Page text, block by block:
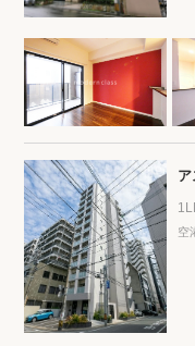
保存した検索条件
店舗・スタッフ紹介
希望条件を伝えてプロ
来店予約
各種お問い合わせ
空